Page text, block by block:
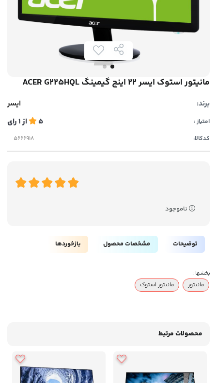
مانیتور استوک ایسر 22 اینچ گیمینگ ACER G225HQL
برند: ایسر
امتیاز : 5 از1رای
کدکالا:
ناموجود
توضیحات مشخصات محصول بازخوردها
بخشها :
مانیتور
مانیتور استوک
محصولات مرتبط